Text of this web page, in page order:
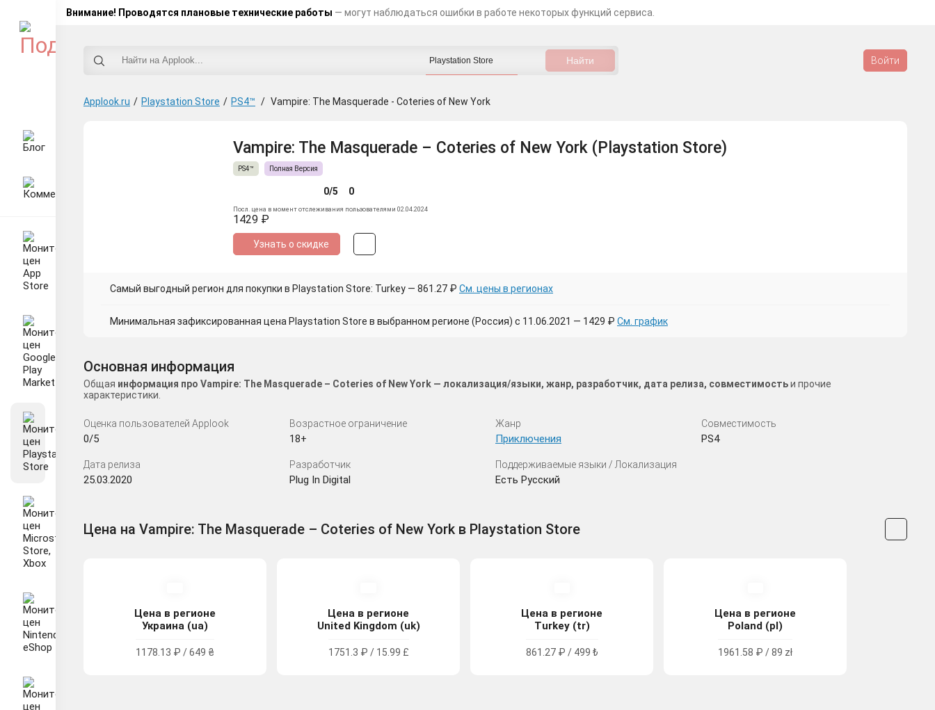
Внимание! Проводятся плановые технические работы — могут наблюдаться ошибки в работе некоторых функций сервиса.
Войти
Applook.ru / Playstation Store / PS4™ / Vampire: The Masquerade - Coteries of New York
Vampire: The Masquerade – Coteries of New York (Playstation Store)
PS4™ Полная Версия
0/5 0
Посл. цена в момент отслеживания пользователями 02.04.2024
1429 ₽
Узнать о скидке
Самый выгодный регион для покупки в Playstation Store: Turkey — 861.27 ₽ См. цены в регионах
Минимальная зафиксированная цена Playstation Store в выбранном регионе (Россия) с 11.06.2021 — 1429 ₽ См. график
Основная информация
Общая информация про Vampire: The Masquerade – Coteries of New York — локализация/языки, жанр, разработчик, дата релиза, совместимостьи прочие
характеристики.
Оценка пользователей Applook
0/5
Возрастное ограничение
18+
Жанр
Приключения
Совместимость
PS4
Дата релиза
25.03.2020
Разработчик
Plug In Digital
Поддерживаемые языки / Локализация
Есть Русский
Цена на Vampire: The Masquerade – Coteries of New York в Playstation Store
Цена в регионе
Украина (ua)
1178.13 ₽ / 649 ₴
Цена в регионе
United Kingdom (uk)
1751.3 ₽ / 15.99 £
Цена в регионе
Turkey (tr)
861.27 ₽ / 499 ₺
Цена в регионе
Poland (pl)
1961.58 ₽ / 89 zł